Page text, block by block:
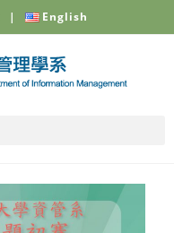
| English